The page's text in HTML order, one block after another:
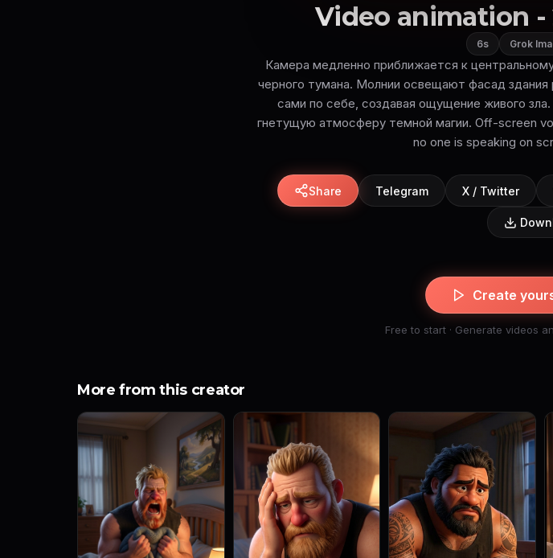
Video animation -
6s Grok
Камера медленно приближается к
черного тумана. Молнии освещают фасад
сами по себе, создавая ощущение живого
гнетущую атмосферу темной магии. Off-screen
no one is speaking on
Share Telegram X / Twitter
Create
Free to start · Generate videos
More from this creator